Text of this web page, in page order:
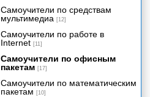
столбцов.
Формирование приказа о премии
за выслугу лет
Составление перечней
Написание числовых данных
прописью
Электронный табель учета
Самоучители по средствам
мультимедиа [12]
Самоучители по работе в
Internet [11]
Самоучители по офисным
пакетам [17]
Самоучители по математическим
пакетам [10]